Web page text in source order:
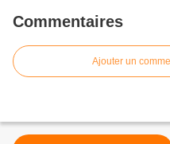
Commentaires
Ajouter un